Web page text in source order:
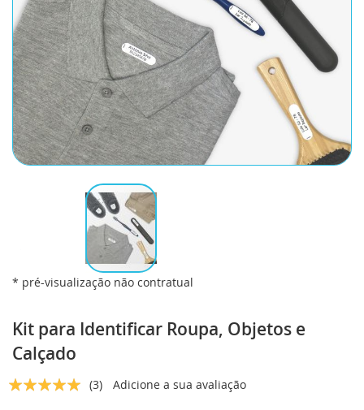
* pré-visualização não contratual
para
o
início
Galeria
Kit para Identificar Roupa, Objetos e
Calçado
Classificação:
(3) Adicione a sua avaliação